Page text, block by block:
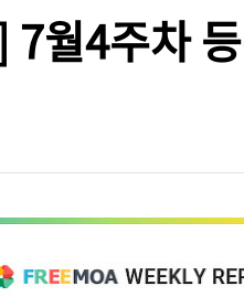
월4주차